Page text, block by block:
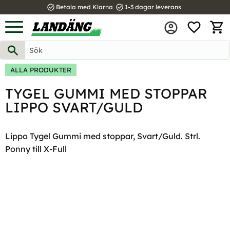
Meny
task_alt Betala med Klarna task_alt 1-3 dagar leverans
ALLA PRODUKTER
TYGEL GUMMI MED STOPPAR
LIPPO SVART/GULD
Lippo Tygel Gummi med stoppar, Svart/Guld. Strl.
Ponny till X-Full